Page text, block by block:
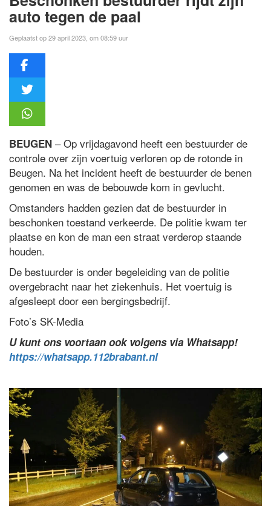
auto tegen de paal
Geplaatst op 29 april 2023, om 08:59 uur
BEUGEN – Op vrijdagavond heeft een bestuurder de
controle over zijn voertuig verloren op de rotonde in
Beugen. Na het incident heeft de bestuurder de benen
genomen en was de bebouwde kom in gevlucht.
Omstanders hadden gezien dat de bestuurder in
beschonken toestand verkeerde. De politie kwam ter
plaatse en kon de man een straat verderop staande
houden.
De bestuurder is onder begeleiding van de politie
overgebracht naar het ziekenhuis. Het voertuig is
afgesleept door een bergingsbedrijf.
Foto’s SK-Media
U kunt ons voortaan ook volgens via Whatsapp!
https://whatsapp.112brabant.nl